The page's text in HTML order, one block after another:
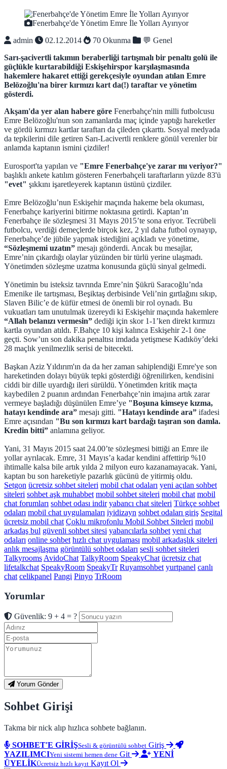
Fenerbahçe'de Yönetim Emre İle Yolları Ayırıyor
admin
02.12.2014 70 Okunma
💬 Genel
Sarı-şacivertli takımın beraberliği tartışmalı bir penaltı golü ile
güçlükle kurtarabildiği Eskişehirspor karşılaşmasında
hakemlere hakaret ettiği gerekçesiyle oyundan atılan Emre
Belözoğlu'na birer kırmızı kart da(!) taraftar ve yönetim
gösterdi.
Akşam'da yer alan habere göre Fenerbahçe'nin milli futbolcusu
Emre Belözoğlu'nun son zamanlarda maç içinde yaptığı hareketler
ve gördü kırmızı kartlar taraftarı da çileden çıkarttı. Sosyal medyada
da tepkilerini dile getiren Sarı-Lacivertli renklere gönül verenler bir
anlamda kaptanın ismini çizdiler!
Eurosport'ta yapılan ve "Emre Fenerbahçe'ye zarar mı veriyor?"
başlıklı ankete katılım gösteren Fenerbahçeli taraftarların yüzde 83'ü
"evet" şıkkını işaretleyerek kaptanın üstünü çizdiler.
Emre Belözoğlu’nun Eskişehir maçında hakeme bela okuması,
Fenerbahçe kariyerini bitirme noktasına getirdi. Kaptan’ın
Fenerbahçe ile sözleşmesi 31 Mayıs 2015’te sona eriyor. Tecrübeli
futbolcu, verdiği demeçlerde birçok kez, 2 yıl daha futbol oynayıp,
Fenerbahçe’de jübile yapmak istediğini açıkladı ve yönetime,
“Sözleşmemi uzatın” mesajı gönderdi. Ancak bu mesajlar,
Emre’nin çıkardığı olaylar yüzünden bir türlü yerine ulaşmadı.
Yönetimden sözleşme uzatma konusunda güçlü sinyal gelmedi.
Yönetimin bu isteksiz tavrında Emre’nin Şükrü Saracoğlu’nda
Emenike ile tartışması, Beşiktaş derbisinde Veli’nin gırtlağını sıkıp,
Slaven Bilic’e de küfür etmesi de önemli bir rol oynadı. Bu
vukuatları tam unutulmak üzereydi ki Eskişehir maçında hakemlere
“Allah belanızı vermesin” dediği için skor 1-1’ken direkt kırmızı
kartla oyundan atıldı. F.Bahçe 10 kişi kalınca Eskişehir 2-1 öne
geçti. Sow’un son dakika penaltısı imdada yetişmese Kadıköy’deki
28 maçlık yenilmezlik serisi de bitecekti.
Başkan Aziz Yıldırım'ın da da her zaman sahiplendiği Emre'ye son
hareketinden dolayı büyük tepki gösterdiği öğrenilirken, kendisini
ciddi bir dille uyardığı ileri sürüldü. Yönetimden kritik maçta
kaybedilen 2 puanın ardından Fenerbahçe’nin imajına artık zarar
vermeye başladığı düşünülen Emre’ye "Boşuna kimseye kızma,
hatayı kendinde ara” mesajı gitti. "Hatayı kendinde ara” ifadesi
Emre açısından "Bu son kırmızı kart bardağı taşıran son damla.
Kredin bitti” anlamına geliyor.
Yani, 31 Mayıs 2015 saat 24.00’te sözleşmesi bittiği an Emre ile
yollar ayrılacak. Emre, 31 Mayıs’a kadar kendini affettirip %10
ihtimalle kalsa bile artık yılda 2 milyon euro kazanamayacak. Yani,
kaptan bu son hareketiyle pazarlık gücünü de yitirmiş oldu.
Setgon ücretsiz sohbet siteleri mobil chat odaları yeni açılan sohbet
siteleri sohbet aşk muhabbet mobil sohbet siteleri mobil chat mobil
chat forumları sohbet odası indir yabancı chat siteleri Türkçe sohbet
odaları mobil chat uygulamaları iyidizayn sohbet odaları giriş Segital
ücretsiz mobil chat Çoklu mikrofonlu Mobil Sohbet Siteleri mobil
arkadaş bul güvenli sohbet sitesi yabancılarla sohbet yeni chat
odaları online sohbet hızlı chat uygulaması mobil arkadaşlık siteleri
anlık mesajlaşma görüntülü sohbet odaları sesli sohbet siteleri
Talkyrooms AvidoChat TalkyRoom SpeakyChat ücretsiz chat
lifetalkchat SpeakyRoom SpeakyTr Ruyamsohbet yurtpanel canlı
chat celikpanel Pangi Pinyo TrRoom
Yorumlar
Güvenlik: 9 + 4 = ?
Yorum Gönder
Sohbet Girişi
Takma bir nick alıp hızlıca sohbete bağlanın.
SOHBET'E GİRİŞSesli & görüntülü sohbet Giriş
YAZILIMCIYeni sistemi hemen dene Git
YENİ
ÜYELİKÜcretsiz hızlı kayıt Kayıt Ol